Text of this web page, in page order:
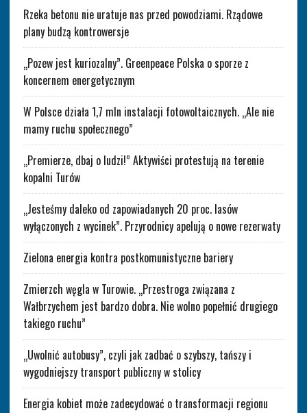
Rzeka betonu nie uratuje nas przed powodziami. Rządowe
plany budzą kontrowersje
„Pozew jest kuriozalny”. Greenpeace Polska o sporze z
koncernem energetycznym
W Polsce działa 1,7 mln instalacji fotowoltaicznych. „Ale nie
mamy ruchu społecznego”
„Premierze, dbaj o ludzi!” Aktywiści protestują na terenie
kopalni Turów
„Jesteśmy daleko od zapowiadanych 20 proc. lasów
wyłączonych z wycinek”. Przyrodnicy apelują o nowe rezerwaty
Zielona energia kontra postkomunistyczne bariery
Zmierzch węgla w Turowie. „Przestroga związana z
Wałbrzychem jest bardzo dobra. Nie wolno popełnić drugiego
takiego ruchu”
„Uwolnić autobusy”, czyli jak zadbać o szybszy, tańszy i
wygodniejszy transport publiczny w stolicy
Energia kobiet może zadecydować o transformacji regionu